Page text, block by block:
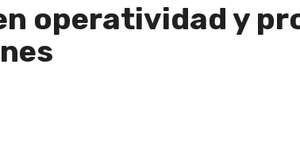
operatividad y